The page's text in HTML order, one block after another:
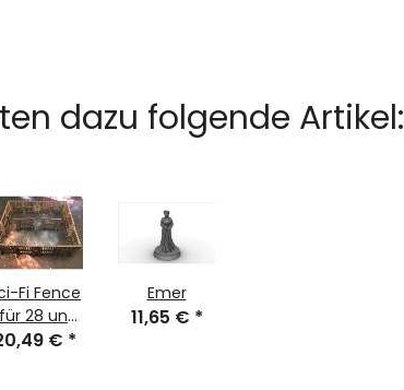
dazu folgende Artikel:
Fi Fence
28 und
32mm)
€ *
Emer
11,65 € *